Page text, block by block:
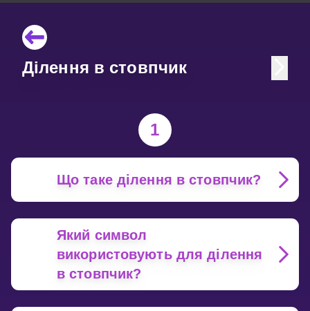
Ділення в стовпчик
1
Що таке ділення в стовпчик?
Який символ
використовують для ділення
в стовпчик?